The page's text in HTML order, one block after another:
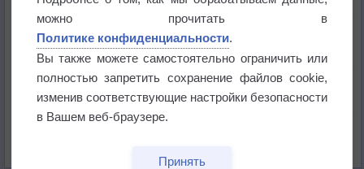
Погода в Санкт-Петербурге 6 августа
Погода в Москве 6 августа
Июль в России стал самым тёплым за всю
можно прочитать в
Политике конфиденциальности.
Вы также можете самостоятельно ограничить или
полностью запретить сохранение файлов cookie,
изменив соответствующие настройки безопасности
в Вашем веб-браузере.
Принять